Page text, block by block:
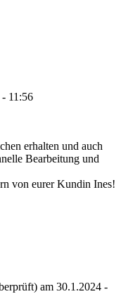
11:56
erhalten und auch
Bearbeitung und
von eurer Kundin Ines!
am 30.1.2024 -